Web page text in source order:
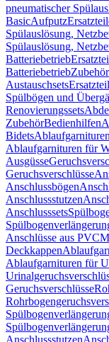
pneumatischer
BasicAufputz
Spülauslösung,
Spülauslösung,
Batteriebetrieb
BatteriebetriebZubehör
Austauschsets
Spülbögen und
Renovierungssets
ZubehörBedienhilfen
Bidets
Ablaufgarnituren für
Ausgüsse
Geruchsverschlüsse
Anschlussbögen
Anschlussstutzen
Anschlusssets
Anschlüsse aus PVC
Deckkappen
Ablaufgarnituren für
Geruchsverschlüsse
Anschlussstutzen